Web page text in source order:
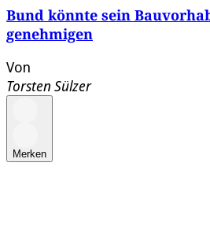
Bund könnte sein
genehmigen
Von
Torsten Sülzer
Merken